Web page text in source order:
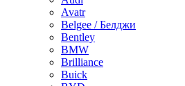
Avatr
Belgee / Белджи
Bentley
BMW
Brilliance
Buick